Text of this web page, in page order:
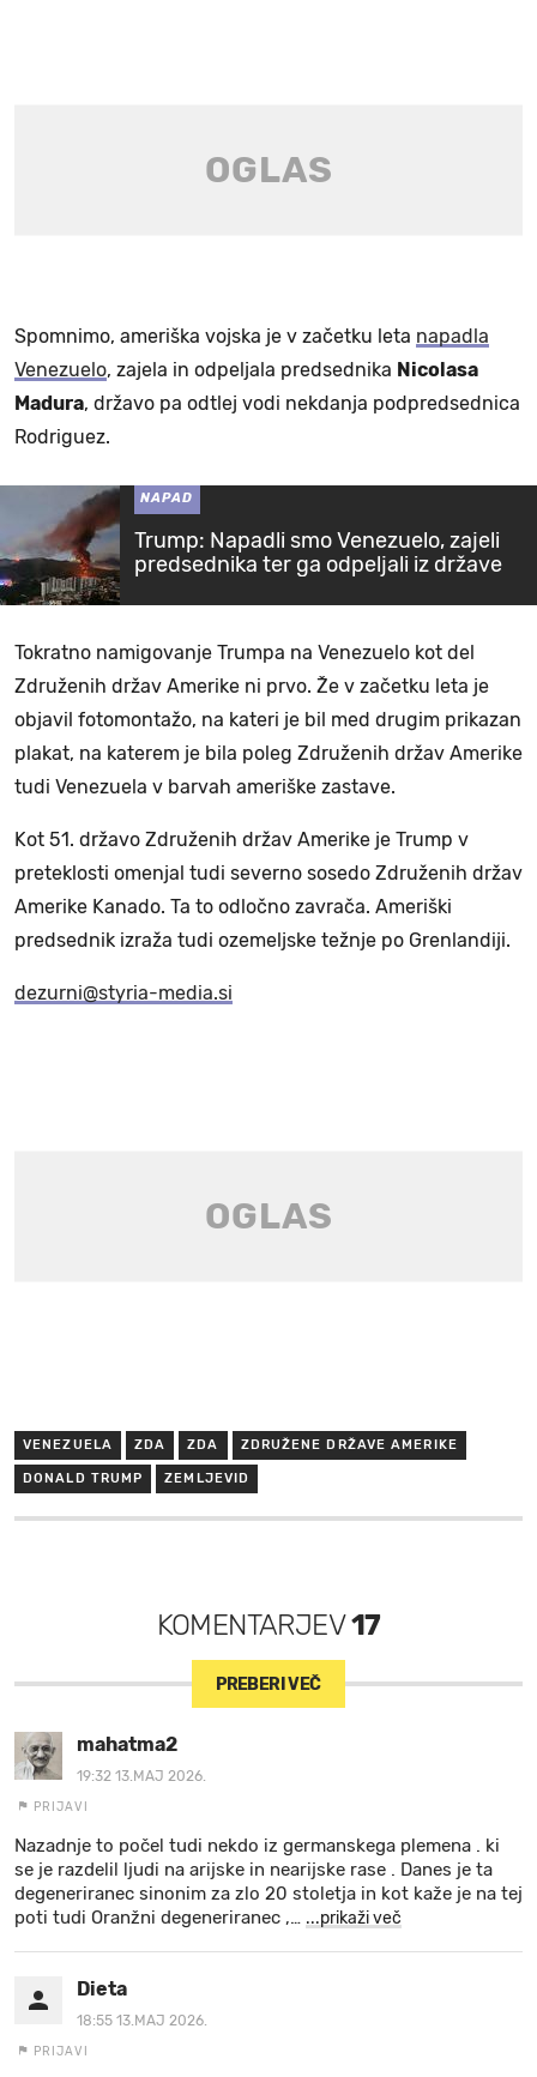
Spomnimo, ameriška vojska je v začetku leta napadla
Venezuelo, zajela in odpeljala predsednika Nicolasa
Madura, državo pa odtlej vodi nekdanja podpredsednica
Rodriguez.
NAPAD
Trump: Napadli smo Venezuelo, zajeli
predsednika ter ga odpeljali iz države
Tokratno namigovanje Trumpa na Venezuelo kot del
Združenih držav Amerike ni prvo. Že v začetku leta je
objavil fotomontažo, na kateri je bil med drugim prikazan
plakat, na katerem je bila poleg Združenih držav Amerike
tudi Venezuela v barvah ameriške zastave.
Kot 51. državo Združenih držav Amerike je Trump v
preteklosti omenjal tudi severno sosedo Združenih držav
Amerike Kanado. Ta to odločno zavrača. Ameriški
predsednik izraža tudi ozemeljske težnje po Grenlandiji.
dezurni@styria-media.si
VENEZUELA ZDA ZDA ZDRUŽENE DRŽAVE AMERIKE
DONALD TRUMP ZEMLJEVID
KOMENTARJEV17
PREBERI VEČ
mahatma2
19:32 13.MAJ 2026.
PRIJAVI
Nazadnje to počel tudi nekdo iz germanskega plemena . ki
se je razdelil ljudi na arijske in nearijske rase . Danes je ta
degeneriranec sinonim za zlo 20 stoletja in kot kaže je na tej
poti tudi Oranžni degeneriranec ,… ...prikaži več
Dieta
18:55 13.MAJ 2026.
PRIJAVI